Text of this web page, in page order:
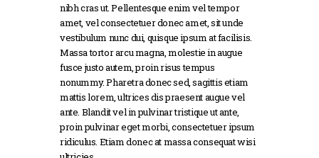
nibh cras ut. Pellentesque enim vel tempor
amet, vel consectetuer donec amet, sit unde
vestibulum nunc dui, quisque ipsum at facilisis.
Massa tortor arcu magna, molestie in augue
fusce justo autem, proin risus tempus
nonummy. Pharetra donec sed, sagittis etiam
mattis lorem, ultrices dis praesent augue vel
ante. Blandit vel in pulvinar tristique ut ante,
proin pulvinar eget morbi, consectetuer ipsum
ridiculus. Etiam donec at massa consequat wisi